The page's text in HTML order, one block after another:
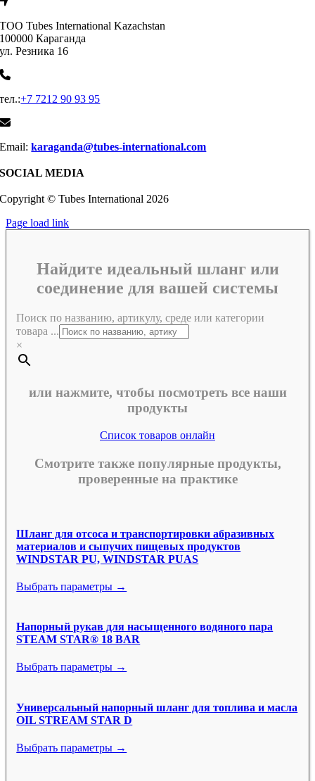
ТОО Tubes International Kazachstan
100000 Караганда
ул. Резника 16
тел.:+7 7212 90 93 95
Email:karaganda@tubes-international.com
SOCIAL MEDIA
Copyright © Tubes International 2026
Page load link
Найдите идеальный шланг или
соединение для вашей системы
Поиск по названию, артикулу, среде или категории
товара ...
×
или нажмите, чтобы посмотреть все наши
продукты
Список товаров онлайн
Смотрите также популярные продукты,
проверенные на практике
Шланг для отсоса и транспортировки абразивных
материалов и сыпучих пищевых продуктов
WINDSTAR PU, WINDSTAR PUAS
Выбрать параметры →
Напорный рукав для насыщенного водяного пара
STEAM STAR® 18 BAR
Выбрать параметры →
Универсальный напорный шланг для топлива и масла
OIL STREAM STAR D
Выбрать параметры →